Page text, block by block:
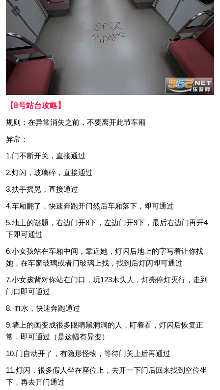
【8号站台攻略】
规则：在异常消失之前，不要离开此节车厢
异常：
1.门不断开关，直接通过
2.灯闪，玻璃碎，直接通过
3.扶手摇晃，直接通过
4.车厢翻了，快速奔跑开门然后车厢落下，即可通过
5.地上的谜题，右边门开8下，左边门开9下，最后右边门再开4
下即可通过
6.小女孩站在车厢中间，靠近她，灯闪后地上的字写着让你找
她，在车窗玻璃或者门玻璃上找，找到后灯闪即可通过
7.小女孩背对你站在门口，玩123木头人，灯亮停灯灭行，走到
门口即可通过
8. 血水，快速奔跑通过
9.墙上的画变成很多眼睛黑洞洞的人，盯着看，灯闪后恢复正
常，即可通过（是这幅有异变）
10.门自动开了，有隐形怪物，等待门关上后再通过
11.灯闪，很多假人坐在座位上，去开一下门后回来找到空位坐
下，再去开门通过